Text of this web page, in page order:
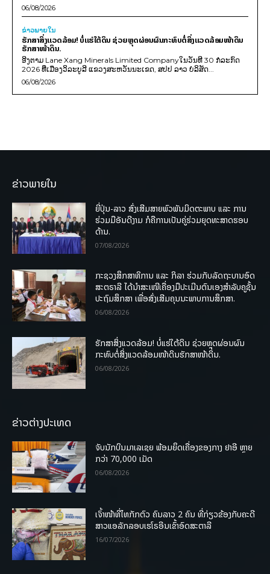
06/08/2026
ຂ່າວພາຍ​ໃນ
ຮັກສາສິ່ງແວດລ້ອມ! ບໍ່ແຮ່ໃຕ້ດິນ ຊ່ວຍຫຼຸດຜ່ອນຜົນກະທົບຕໍ່ສິ່ງແວດລ້ອມໜ້າດິນ
ຮັກສາໜ້າດິນ.
ອີງຕາມ Lane Xang Minerals Limited Companyໃນວັນທີ 30 ກໍລະກົດ
2026 ທີ່ເມືອງວິລະບູລີ ແຂວງສະຫວັນນະເຂດ, ສປປ ລາວ ບໍລິສັດ...
06/08/2026
ຂ່າວພາຍໃນ
ຍີ່ປຸ່ນ-ລາວ ສົ່ງເສີມສາຍພົວພັນມິດຕະພາບ ແລະ ການ
ຮ່ວມມືອັນດີງາມ ກໍຄືການເປັນຄູ່ຮ່ວມຍຸດທະສາດຮອບ
ດ້ານ.
07/08/2026
ກະຊວງສຶກສາທິການ ແລະ ກິລາ ຮ່ວມກັບລັດຖະບານອົດ
ສະຕຣາລີ ໄດ້ນຳສະເໜີເຄື່ອງມືປະເມີນຕົນເອງສຳລັບຄູຊັ້ນ
ປະຖົມສຶກສາ ເພື່ອສົ່ງເສີມຄຸນນະພາບການສຶກສາ.
06/08/2026
ຮັກສາສິ່ງແວດລ້ອມ! ບໍ່ແຮ່ໃຕ້ດິນ ຊ່ວຍຫຼຸດຜ່ອນຜົນ
ກະທົບຕໍ່ສິ່ງແວດລ້ອມໜ້າດິນຮັກສາໜ້າດິນ.
06/08/2026
ຂ່າວຕ່າງປະເທດ
ຈັບນັກບິນມາເລເຊຍ ພ້ອມຍຶດເຄື່ອງຂອງກາງ ຢາອີ ຫຼາຍ
ກວ່າ 70,000 ເມັດ
06/08/2026
ເຈົ້າໜ້າທີ່ໄທກັກຕົວ ຄົນລາວ 2 ຄົນ ທີ່ກ່ຽວຂ້ອງກັບຄະດີ
ສາວແອລັກລອບເຮໂຣອີນເຂົ້າອົດສະຕາລີ
16/07/2026